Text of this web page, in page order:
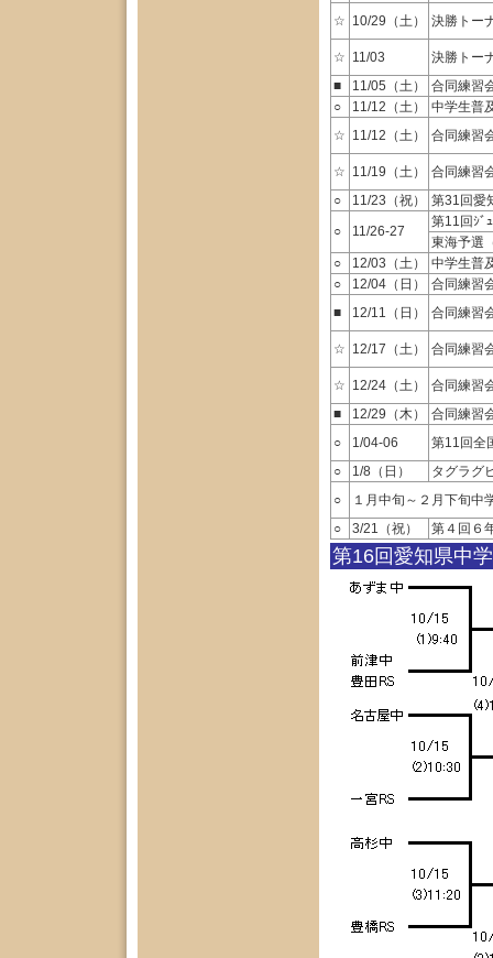
☆ 10/29（土） 決勝トー
☆ 11/03
決勝トー
■
11/05（土）
合同練習
○
11/12（土）
中学生普
☆ 11/12（土） 合同練習
☆ 11/19（土）
合同練習
○
11/23（祝）
第31回愛
○
11/26-27
第11回ｼﾞ
東海予選
○
12/03（土）
中学生普
○
12/04（日）
合同練習
■
12/11（日） 合同練習
☆ 12/17（土） 合同練習
☆ 12/24（土）
合同練習
■
12/29（木）
合同練習
○
1/04-06
第11回全
○
1/8（日）
タグラグ
○
１月中旬～２月下旬中
○
3/21（祝） 第４回６
第16回愛知県中